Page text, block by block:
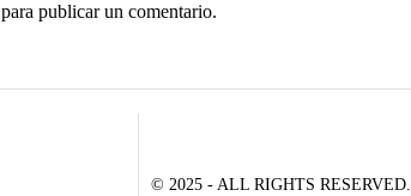
para publicar un comentario.
© 2025 - ALL RIGHTS RESERVED.